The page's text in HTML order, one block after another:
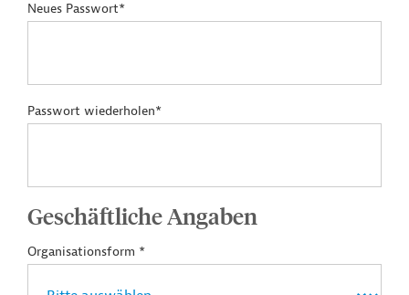
Neues Passwort*
Passwort wiederholen*
Geschäftliche Angaben
Organisationsform *